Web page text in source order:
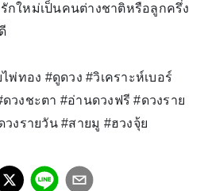
กใหม่เป็นคนต่างชาติหรือลูกครึ่ง
พ่ทอง #ดูดวง #วิเคราะห์เบอร์
วงชะตา #อ่านดวงฟรี #ดวงราย
งรายวัน #สายมู #ฮวงจุ้ย